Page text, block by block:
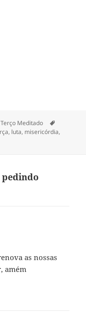
Categorias
Terço Meditado
, luta, misericórdia,
pedindo
as nossas
amém